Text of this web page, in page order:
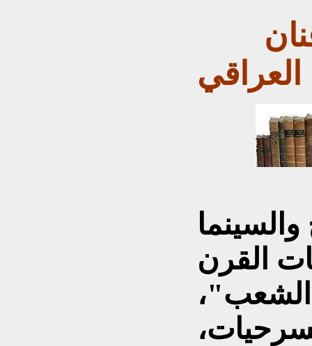
القرن
الشعب"،